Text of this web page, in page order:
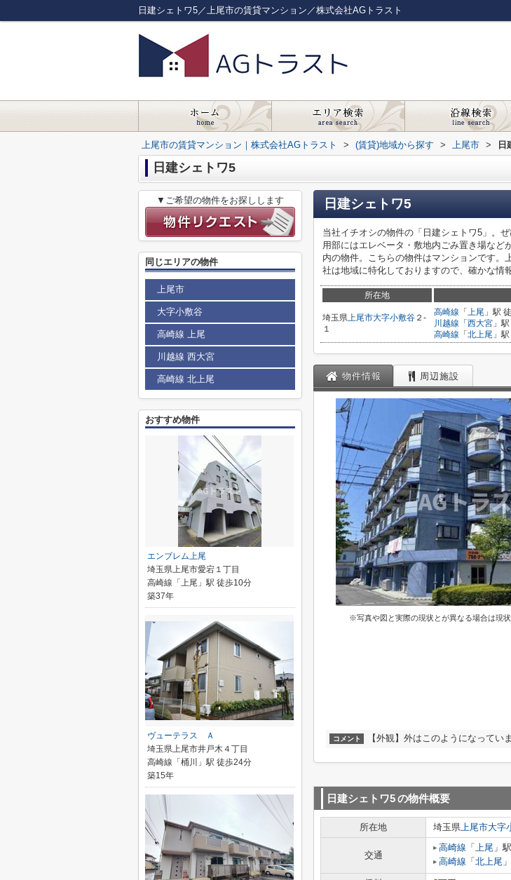
日建シェトワ5／上尾市の賃貸マンション／株式会社AGトラスト
上尾市の賃貸マンション｜株式会社AGトラスト > (賃貸)地域から探す > 上尾市 > 日
日建シェトワ5
日建シェトワ5
当社イチオシの物件の「日建シェトワ5」。
用部にはエレベータ・敷地内ごみ置き場など
内の物件。こちらの物件はマンションです。
社は地域に特化しておりますので、確かな情
所在地
埼玉県上尾市大字小敷谷 ２-
１
高崎線 「 上尾 」駅
川越線 「 西大宮 」
高崎線 「 北上尾 」
物件情報 周辺施設
※写真や図と実際の現状とが異なる場合は現
コメント 【外観】外はこのようになってい
日建シェトワ5の物件概要
所在地 埼玉県上尾市大字
交通
高崎線 「 上尾 」
高崎線 「 北上尾
▼ご希望の物件をお探しします
同じエリアの物件
上尾市
大字小敷谷
高崎線 上尾
川越線 西大宮
高崎線 北上尾
おすすめ物件
エンブレム上尾
埼玉県上尾市愛宕１丁目
高崎線「上尾」駅 徒歩10分
築37年
ヴューテラス Ａ
埼玉県上尾市井戸木４丁目
高崎線「桶川」駅 徒歩24分
築15年